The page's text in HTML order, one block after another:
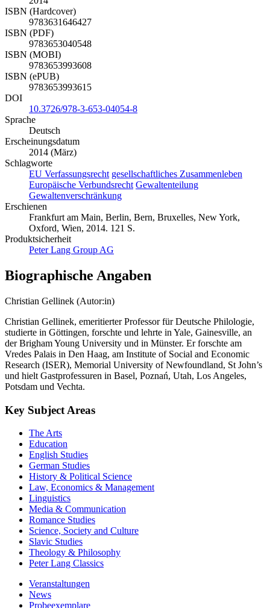
ISBN (Hardcover)
9783631646427
ISBN (PDF)
9783653040548
ISBN (MOBI)
9783653993608
ISBN (ePUB)
9783653993615
DOI
10.3726/978-3-653-04054-8
Sprache
Deutsch
Erscheinungsdatum
2014 (März)
Schlagworte
EU Verfassungsrecht gesellschaftliches Zusammenleben
Europäische Verbundsrecht Gewaltenteilung
Gewaltenverschränkung
Erschienen
Frankfurt am Main, Berlin, Bern, Bruxelles, New York,
Oxford, Wien, 2014. 121 S.
Produktsicherheit
Peter Lang Group AG
Biographische Angaben
Christian Gellinek (Autor:in)
Christian Gellinek, emeritierter Professor für Deutsche Philologie,
studierte in Göttingen, forschte und lehrte in Yale, Gainesville, an
der Brigham Young University und in Münster. Er forschte am
Vredes Palais in Den Haag, am Institute of Social and Economic
Research (ISER), Memorial University of Newfoundland, St John’s
und hielt Gastprofessuren in Basel, Poznań, Utah, Los Angeles,
Potsdam und Vechta.
Key Subject Areas
The Arts
Education
English Studies
German Studies
History & Political Science
Law, Economics & Management
Linguistics
Media & Communication
Romance Studies
Science, Society and Culture
Slavic Studies
Theology & Philosophy
Peter Lang Classics
Veranstaltungen
News
Probeexemplare